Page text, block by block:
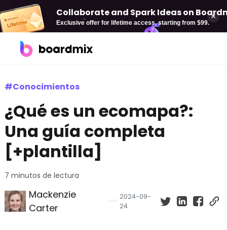
Collaborate and Spark Ideas on
Exclusive offer for lifetime access, starting from $99.
Por caso de uso
Pizarra online
Diagramación
Plan estratégica
Gestión de proyectos
Boardmix AI
AI Mind Map
#Conocimientos
¿Qué es un ecomapa?:
Una guía completa
[+plantilla]
7 minutos de lectura
Mackenzie
Carter
2024-09-
24